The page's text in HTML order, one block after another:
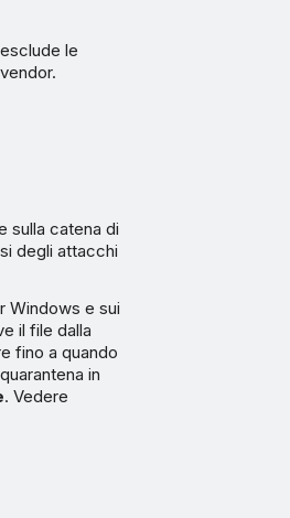
le
sulla catena di
degli attacchi
Windows e sui
il file dalla
fino a quando
in
. Vedere